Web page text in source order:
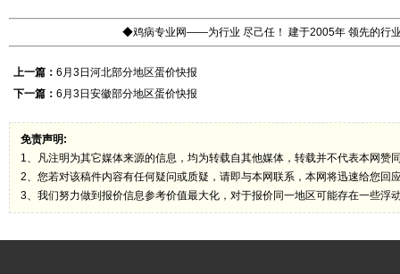
◆鸡病专业网——为行业 尽己任！ 建于2005年 领先的行
上一篇： 6月3日河北部分地区蛋价快报
下一篇： 6月3日安徽部分地区蛋价快报
免责声明:
1、凡注明为其它媒体来源的信息，均为转载自其他媒体，转载并不代表本网赞
2、您若对该稿件内容有任何疑问或质疑，请即与本网联系，本网将迅速给您回
3、我们努力做到报价信息参考价值最大化，对于报价同一地区可能存在一些浮